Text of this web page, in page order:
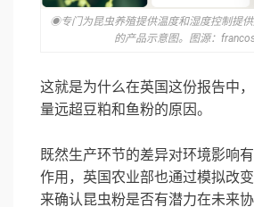
◉专门为昆虫养殖提供温度和湿度控制提
的产品示意图。图源：
这就是为什么在英国这份报告中
量远超豆粕和鱼粉的原因。
既然生产环节的差异对环境影响
作用，英国农业部也通过模拟改变
来确认昆虫粉是否有潜力在未来